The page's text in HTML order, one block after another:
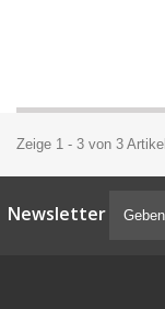
Zeige 1 - 3 von 3
Newsletter